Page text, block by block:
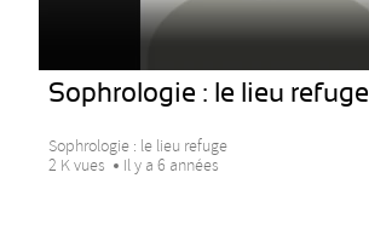
Sophrologie : le lieu refuge
Sophrologie : le lieu refuge
2 K vues
Il y a 6 années